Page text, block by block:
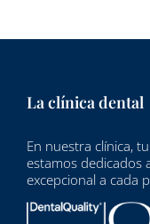
La clínica dental
En nuestra clínica,
estamos dedicados
excepcional a cada